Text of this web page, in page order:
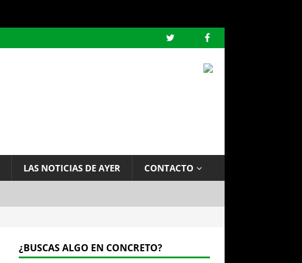
LAS NOTICIAS DE AYER CONTACTO
¿BUSCAS ALGO EN CONCRETO?